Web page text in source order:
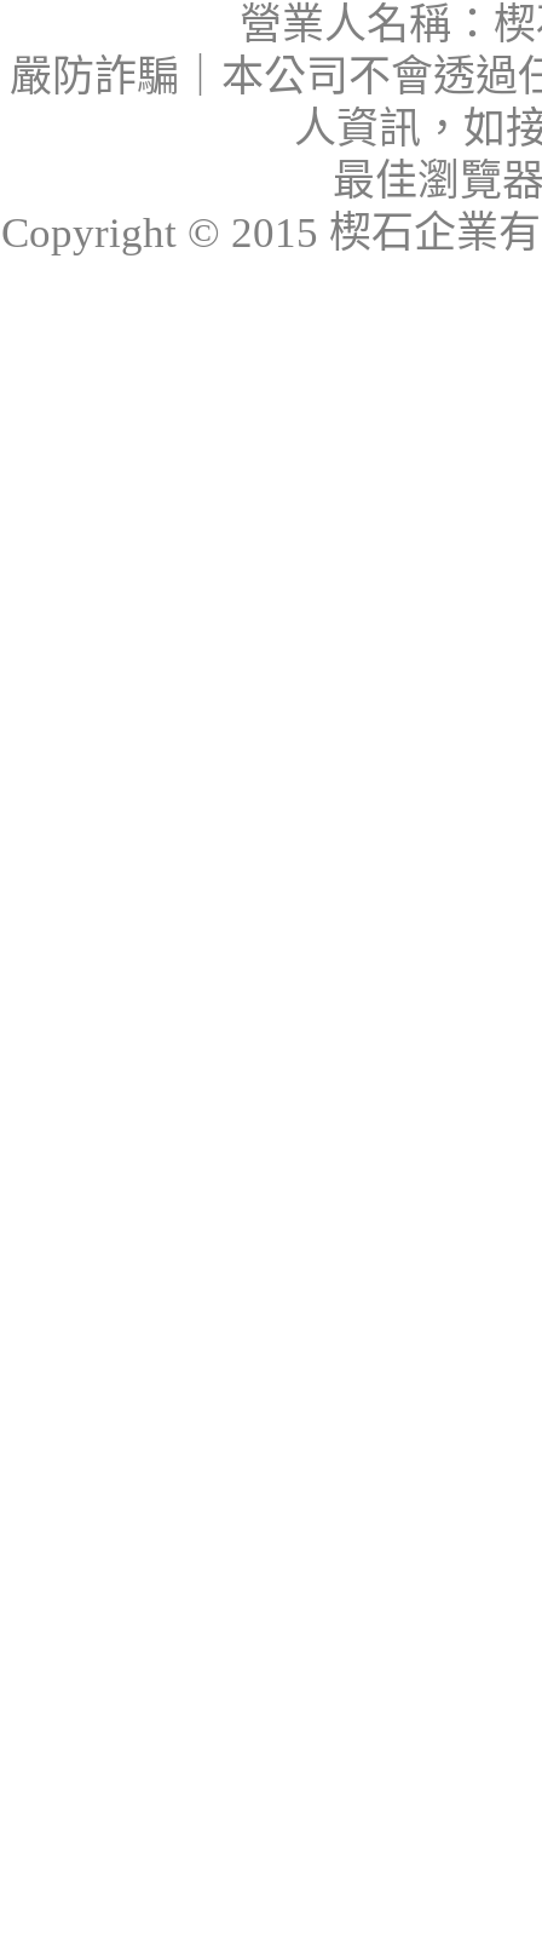
營業人名稱：
嚴防詐騙｜本公司不會透過
人資訊，如
最佳瀏覽
Copyright © 2015 楔石企業